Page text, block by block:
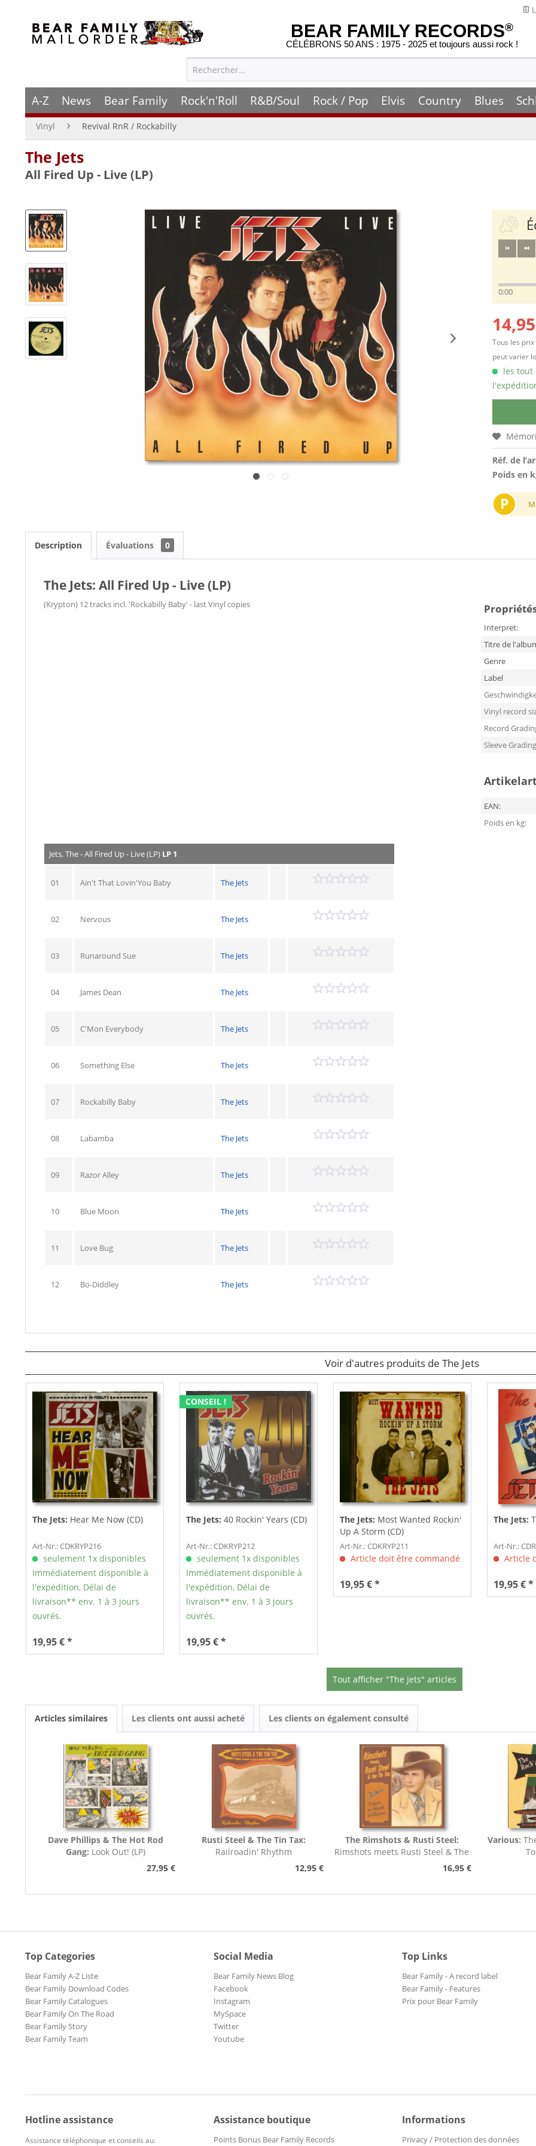
BEAR FAMILY RECORDS®
CÉLÉBRONS 50 ANS : 1975 - 2025 et toujours aussi rock !
A-Z News Bear Family Rock'n'Roll R&B/Soul Rock / Pop Elvis Country Blues
Vinyl Revival RnR / Rockabilly
The Jets
All Fired Up - Live (LP)
0:00
Tous les
peut varier
les tout
Réf. de
Poids en
P
Description Évaluations 0
The Jets: All Fired Up - Live (LP)
(Krypton) 12 tracks incl. 'Rockabilly Baby' - last Vinyl copies
Interpret:
Titre de
Genre
Label
Vinyl record
Record
Sleeve Grading
EAN:
Poids en kg:
Jets, The - All Fired Up - Live (LP) LP 1
01 Ain't That Lovin'You Baby The Jets
02 Nervous The Jets
03 Runaround Sue The Jets
04 James Dean The Jets
05 C'Mon Everybody The Jets
06 Something Else The Jets
07 Rockabilly Baby The Jets
08 Labamba The Jets
09 Razor Alley The Jets
10 Blue Moon The Jets
11 Love Bug The Jets
12 Bo-Diddley The Jets
Voir d'autres produits de The Jets
The Jets: Hear Me Now (CD)
Art-Nr.: CDKRYP216
seulement 1x disponibles
Immédiatement disponible à
l'expédition, Délai de
livraison** env. 1 à 3 jours
ouvrés.
19,95 € *
CONSEIL !
The Jets: 40 Rockin' Years (CD)
Art-Nr.: CDKRYP212
seulement 1x disponibles
Immédiatement disponible à
l'expédition, Délai de
livraison** env. 1 à 3 jours
ouvrés.
19,95 € *
The Jets: Most Wanted Rockin'
Up A Storm (CD)
Art-Nr.: CDKRYP211
Article doit être commandé
19,95 € *
The Jets:
Art-Nr.:
Article
19,95 € *
Tout afficher "The Jets" articles
Articles similaires Les clients ont aussi acheté Les clients on également consulté
Dave Phillips & The Hot Rod
Gang: Look Out! (LP)
27,95 €
Rusti Steel & The Tin Tax:
Railroadin' Rhythm
12,95 €
The Rimshots & Rusti Steel:
Rimshots meets Rusti Steel & The
16,95 €
Various:
Top Categories
Bear Family A-Z Liste
Bear Family Download Codes
Bear Family Catalogues
Bear Family On The Road
Bear Family Story
Bear Family Team
Social Media
Bear Family News Blog
Facebook
Instagram
MySpace
Twitter
Youtube
Top Links
Bear Family - A record label
Bear Family - Features
Prix pour Bear Family
Hotline assistance
Assistance téléphonique et conseils au:
Assistance boutique
Points Bonus Bear Family Records
Informations
Privacy / Protection des données